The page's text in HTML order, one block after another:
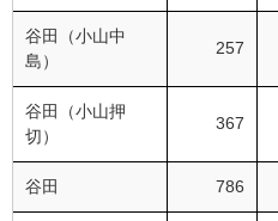
谷田（小山中
島）
257
谷田（小山押
切）
367
谷田 786